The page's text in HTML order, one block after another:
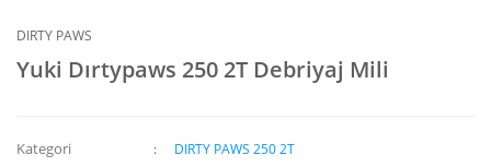
DIRTY PAWS
Yuki Dırtypaws 250 2T Debriyaj Mili
Kategori DIRTY PAWS 250 2T